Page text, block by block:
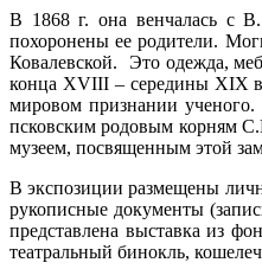
В 1868 г. она венчалась с
похоронены ее родители.
Ковалевской. Это одежда,
конца XVIII – середины XIX
мировом признании
псковским родовым корням
музеем, посвященным этой
В экспозиции размещены
рукописные документы
представлена выставка из
театральный бинокль,